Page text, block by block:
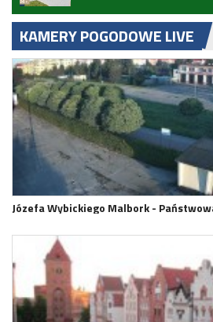
KAMERY POGODOWE LIVE
Józefa Wybickiego Malbork -